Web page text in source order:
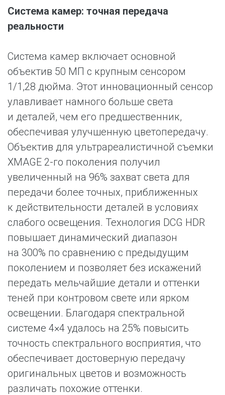
Система камер: точная передача
реальности
Система камер включает основной
объектив 50 МП с крупным сенсором
1/1,28 дюйма. Этот инновационный сенсор
улавливает намного больше света
и деталей, чем его предшественник,
обеспечивая улучшенную цветопередачу.
Объектив для ультрареалистичной съемки
XMAGE 2-го поколения получил
увеличенный на 96% захват света для
передачи более точных, приближенных
к действительности деталей в условиях
слабого освещения. Технология DCG HDR
повышает динамический диапазон
на 300% по сравнению с предыдущим
поколением и позволяет без искажений
передать мельчайшие детали и оттенки
теней при контровом свете или ярком
освещении. Благодаря спектральной
системе 4×4 удалось на 25% повысить
точность спектрального восприятия, что
обеспечивает достоверную передачу
оригинальных цветов и возможность
различать похожие оттенки.